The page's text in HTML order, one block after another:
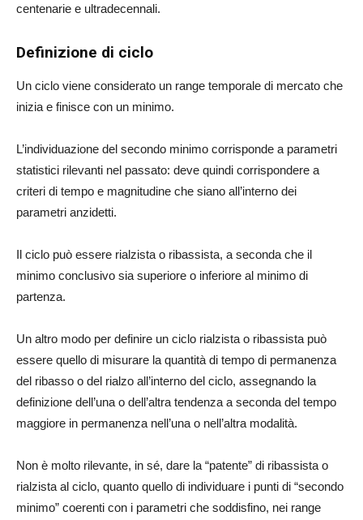
centenarie e ultradecennali.
Definizione di ciclo
Un ciclo viene considerato un range temporale di mercato che
inizia e finisce con un minimo.
L’individuazione del secondo minimo corrisponde a parametri
statistici rilevanti nel passato: deve quindi corrispondere a
criteri di tempo e magnitudine che siano all’interno dei
parametri anzidetti.
Il ciclo può essere rialzista o ribassista, a seconda che il
minimo conclusivo sia superiore o inferiore al minimo di
partenza.
Un altro modo per definire un ciclo rialzista o ribassista può
essere quello di misurare la quantità di tempo di permanenza
del ribasso o del rialzo all’interno del ciclo, assegnando la
definizione dell’una o dell’altra tendenza a seconda del tempo
maggiore in permanenza nell’una o nell’altra modalità.
Non è molto rilevante, in sé, dare la “patente” di ribassista o
rialzista al ciclo, quanto quello di individuare i punti di “secondo
minimo” coerenti con i parametri che soddisfino, nei range